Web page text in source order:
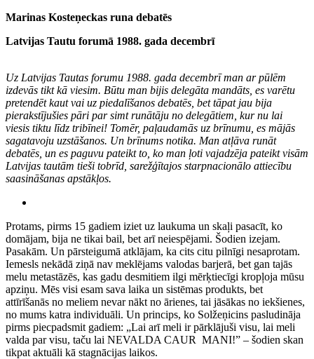
Marinas Kosteņeckas runa debatēs
Latvijas Tautu forumā 1988. gada decembrī
Uz Latvijas Tautas forumu 1988. gada decembrī man ar pūlēm
izdevās tikt kā viesim. Būtu man bijis delegāta mandāts, es varētu
pretendēt kaut vai uz piedalīšanos debatēs, bet tāpat jau bija
pierakstījušies pāri par simt runātāju no delegātiem, kur nu lai
viesis tiktu līdz tribīnei! Tomēr, paļaudamās uz brīnumu, es mājās
sagatavoju uzstāšanos. Un brīnums notika. Man atļāva runāt
debatēs, un es paguvu pateikt to, ko man ļoti vajadzēja pateikt visām
Latvijas tautām tieši tobrīd, sarežģītajos starpnacionālo attiecību
saasināšanas apstākļos.
Protams, pirms 15 gadiem iziet uz laukuma un skaļi pasacīt, ko
domājam, bija ne tikai bail, bet arī neiespējami. Šodien izejam.
Pasakām. Un pārsteigumā atklājam, ka cits citu pilnīgi nesaprotam.
Iemesls nekādā ziņā nav meklējams valodas barjerā, bet gan tajās
melu metastāzēs, kas gadu desmitiem ilgi mērķtiecīgi kropļoja mūsu
apziņu. Mēs visi esam sava laika un sistēmas produkts, bet
attīrīšanās no meliem nevar nākt no ārienes, tai jāsākas no iekšienes,
no mums katra individuāli. Un princips, ko Solžeņicins pasludināja
pirms piecpadsmit gadiem: „Lai arī meli ir pārklājuši visu, lai meli
valda par visu, taču lai NEVALDA CAUR MANI!” – šodien skan
tikpat aktuāli kā stagnācijas laikos.